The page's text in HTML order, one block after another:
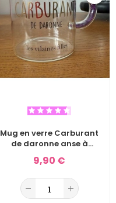
Mug en verre Carburant
de daronne anse à
paillettes violet
9,90 €